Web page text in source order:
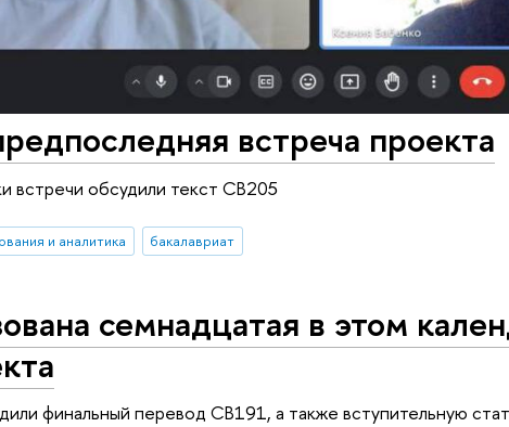
встреча проекта
встречи обсудили текст CB205
и аналитика бакалавриат
семнадцатая в этом
финальный перевод CB191, а также вступительную